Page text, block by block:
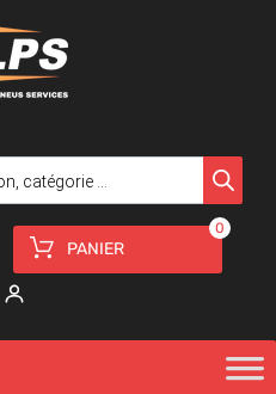
PANIER
0